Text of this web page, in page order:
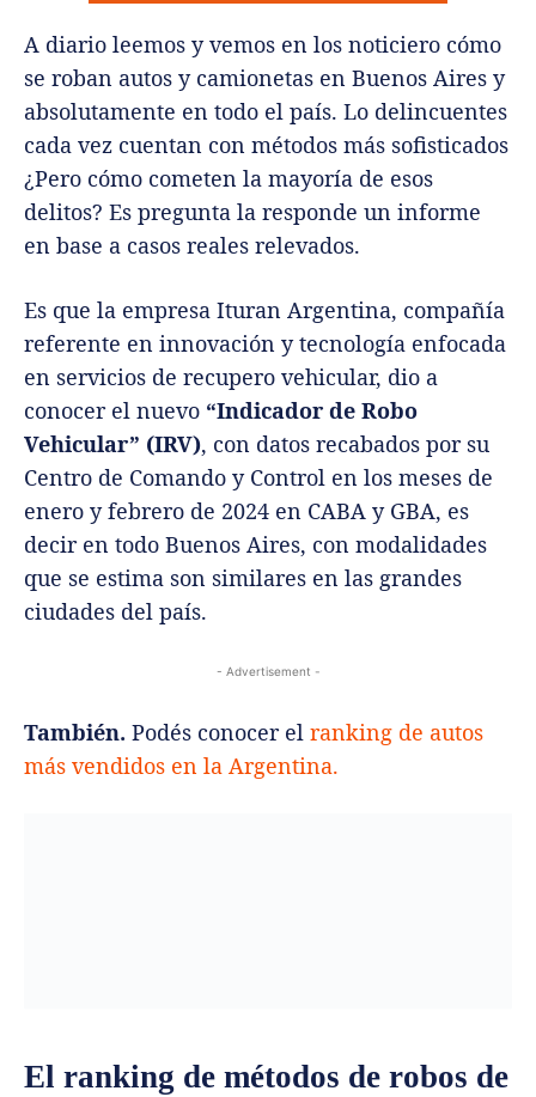
A diario leemos y vemos en los noticiero cómo
se roban autos y camionetas en Buenos Aires y
absolutamente en todo el país. Lo delincuentes
cada vez cuentan con métodos más sofisticados
¿Pero cómo cometen la mayoría de esos
delitos? Es pregunta la responde un informe
en base a casos reales relevados.
Es que la empresa Ituran Argentina, compañía
referente en innovación y tecnología enfocada
en servicios de recupero vehicular, dio a
conocer el nuevo “Indicador de Robo
Vehicular” (IRV), con datos recabados por su
Centro de Comando y Control en los meses de
enero y febrero de 2024 en CABA y GBA, es
decir en todo Buenos Aires, con modalidades
que se estima son similares en las grandes
ciudades del país.
- Advertisement -
También. Podés conocer el ranking de autos
más vendidos en la Argentina.
El ranking de métodos de robos de